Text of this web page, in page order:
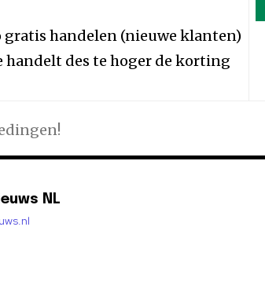
gratis handelen (nieuwe klanten)
handelt des te hoger de korting
NL